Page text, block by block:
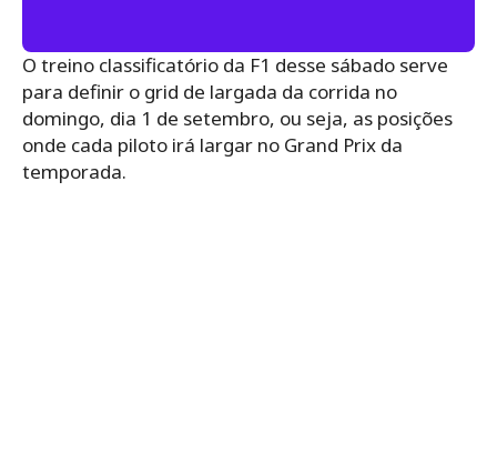
O treino classificatório da F1 desse sábado serve
para definir o grid de largada da corrida no
domingo, dia 1 de setembro, ou seja, as posições
onde cada piloto irá largar no Grand Prix da
temporada.